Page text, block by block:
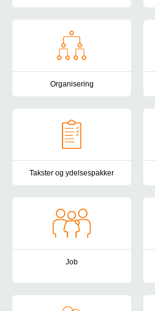
Organisering
Takster og ydelsespakker
Job
Har du lyst, gejst og